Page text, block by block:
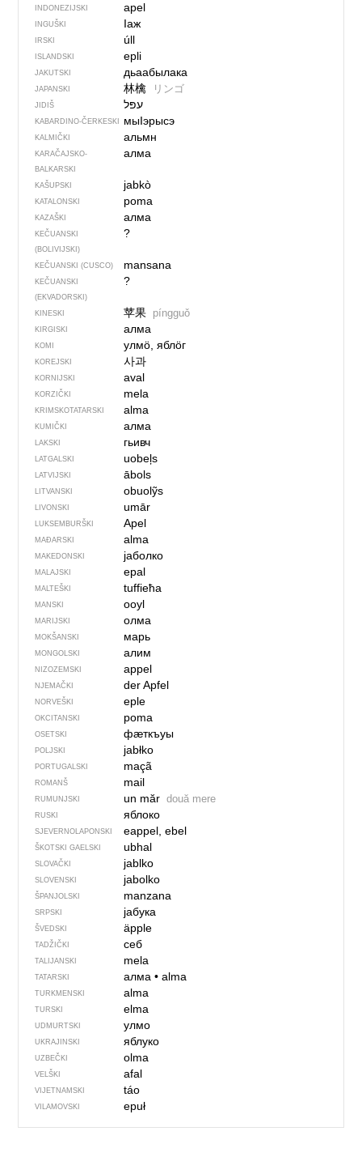
INDONEZIJSKI apel
INGUŠKI Iаж
IRSKI úll
ISLANDSKI epli
JAKUTSKI дьаабылака
JAPANSKI 林檎 リンゴ
JIDIŠ
KABARDINO-ČERKESKI мыIэрысэ
KALMIČKI альмн
KARAČAJSKO-
BALKARSKI
алма
KAŠUPSKI jabkò
KATALONSKI poma
KAZAŠKI алма
KEČUANSKI
(BOLIVIJSKI)
?
KEČUANSKI (CUSCO) mansana
KEČUANSKI
(EKVADORSKI)
?
KINESKI 苹果 píngguǒ
KIRGISKI алма
KOMI улмӧ, яблӧг
KOREJSKI 사과
KORNIJSKI aval
KORZIČKI mela
KRIMSKOTATARSKI alma
KUMIČKI алма
LAKSKI гьивч
LATGALSKI uobeļs
LATVIJSKI ābols
LITVANSKI obuolỹs
LIVONSKI umār
LUKSEMBURŠKI Apel
MAĐARSKI alma
MAKEDONSKI јаболко
MALAJSKI epal
MALTEŠKI tuffieħa
MANSKI ooyl
MARIJSKI олма
MOKŠANSKI марь
MONGOLSKI алим
NIZOZEMSKI appel
NJEMAČKI der Apfel
NORVEŠKI eple
OKCITANSKI poma
OSETSKI фӕткъуы
POLJSKI jabłko
PORTUGALSKI maçã
ROMANŠ mail
RUMUNJSKI un măr două mere
RUSKI яблоко
SJEVER­NO­LA­PONSKI eappel, ebel
ŠKOTSKI GAELSKI ubhal
SLOVAČKI jablko
SLOVENSKI jabolko
ŠPANJOLSKI manzana
SRPSKI јабука
ŠVEDSKI äpple
TADŽIČKI себ
TALIJANSKI mela
TATARSKI алма• alma
TURKMENSKI alma
TURSKI elma
UDMURTSKI улмо
UKRAJINSKI яблуко
UZBEČKI olma
VELŠKI afal
VIJETNAMSKI táo
VILAMOVSKI epuł